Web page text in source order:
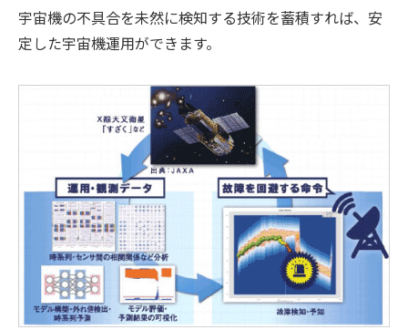
宇宙機の不具合を未然に検知する技術を蓄積すれば、安
定した宇宙機運用ができます。